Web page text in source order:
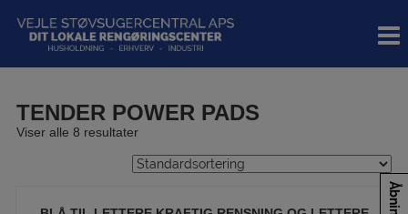
indholdet
TENDER POWER PADS
Viser alle 8 resultater